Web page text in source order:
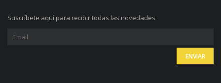
Suscríbete aquí para recibir todas las novedades